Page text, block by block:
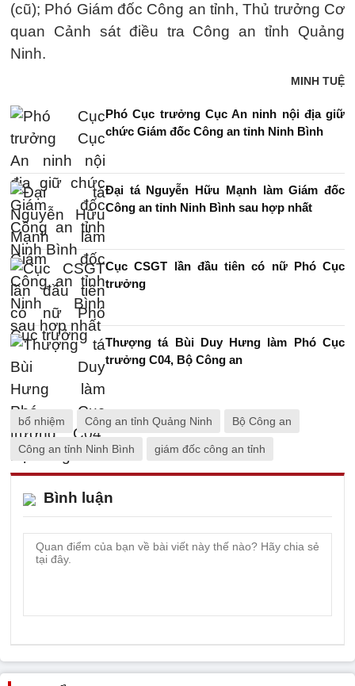
(cũ); Phó Giám đốc Công an tỉnh, Thủ trưởng Cơ
quan Cảnh sát điều tra Công an tỉnh Quảng
Ninh.
MINH TUỆ
Phó Cục trưởng Cục An ninh nội địa giữ
chức Giám đốc Công an tỉnh Ninh Bình
Đại tá Nguyễn Hữu Mạnh làm Giám đốc
Công an tỉnh Ninh Bình sau hợp nhất
Cục CSGT lần đầu tiên có nữ Phó Cục
trưởng
Thượng tá Bùi Duy Hưng làm Phó Cục
trưởng C04, Bộ Công an
bổ nhiệm Công an tỉnh Quảng Ninh Bộ Công an
Công an tỉnh Ninh Bình giám đốc công an tỉnh
Bình luận